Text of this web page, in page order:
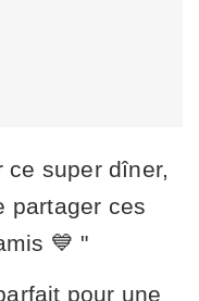
ce super dîner,
partager ces
💙 "
pour une